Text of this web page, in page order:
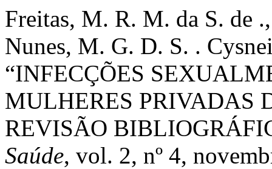
Freitas, M. R. M. da S. de
Nunes, M. G. D. S. .
“INFECÇÕES
MULHERES PRIVADAS
REVISÃO
Saúde, vol. 2, nº 4,